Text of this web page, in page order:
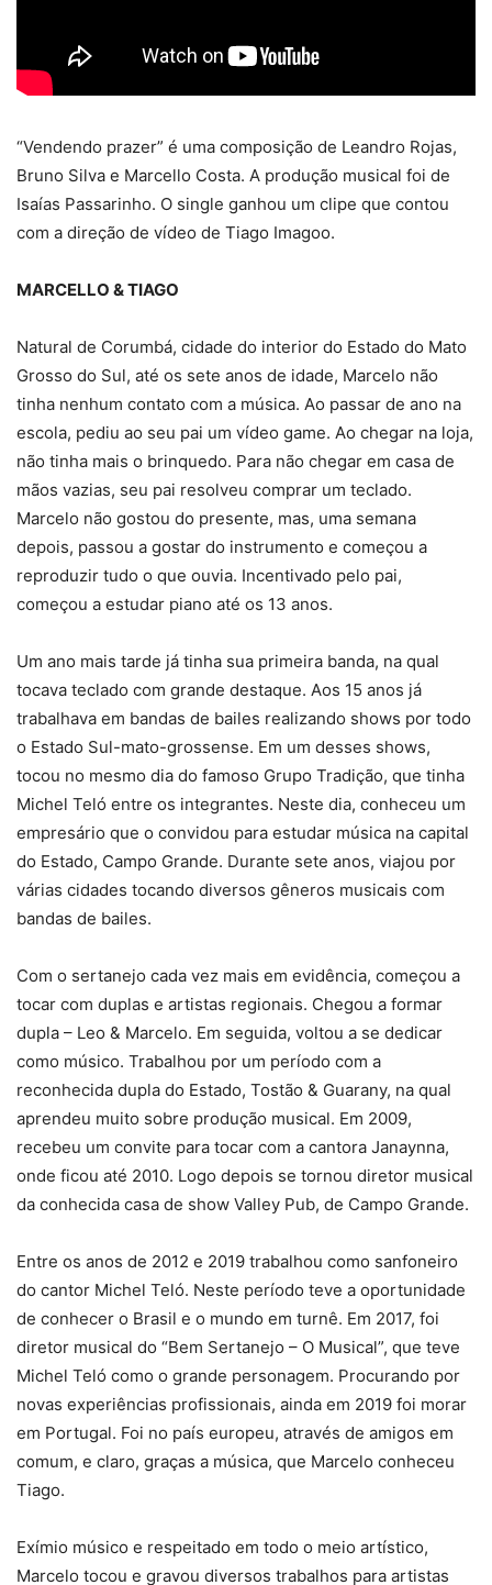
“Vendendo prazer” é uma composição de Leandro Rojas,
Bruno Silva e Marcello Costa. A produção musical foi de
Isaías Passarinho. O single ganhou um clipe que contou
com a direção de vídeo de Tiago Imagoo.
MARCELLO & TIAGO
Natural de Corumbá, cidade do interior do Estado do Mato
Grosso do Sul, até os sete anos de idade, Marcelo não
tinha nenhum contato com a música. Ao passar de ano na
escola, pediu ao seu pai um vídeo game. Ao chegar na loja,
não tinha mais o brinquedo. Para não chegar em casa de
mãos vazias, seu pai resolveu comprar um teclado.
Marcelo não gostou do presente, mas, uma semana
depois, passou a gostar do instrumento e começou a
reproduzir tudo o que ouvia. Incentivado pelo pai,
começou a estudar piano até os 13 anos.
Um ano mais tarde já tinha sua primeira banda, na qual
tocava teclado com grande destaque. Aos 15 anos já
trabalhava em bandas de bailes realizando shows por todo
o Estado Sul-mato-grossense. Em um desses shows,
tocou no mesmo dia do famoso Grupo Tradição, que tinha
Michel Teló entre os integrantes. Neste dia, conheceu um
empresário que o convidou para estudar música na capital
do Estado, Campo Grande. Durante sete anos, viajou por
várias cidades tocando diversos gêneros musicais com
bandas de bailes.
Com o sertanejo cada vez mais em evidência, começou a
tocar com duplas e artistas regionais. Chegou a formar
dupla – Leo & Marcelo. Em seguida, voltou a se dedicar
como músico. Trabalhou por um período com a
reconhecida dupla do Estado, Tostão & Guarany, na qual
aprendeu muito sobre produção musical. Em 2009,
recebeu um convite para tocar com a cantora Janaynna,
onde ficou até 2010. Logo depois se tornou diretor musical
da conhecida casa de show Valley Pub, de Campo Grande.
Entre os anos de 2012 e 2019 trabalhou como sanfoneiro
do cantor Michel Teló. Neste período teve a oportunidade
de conhecer o Brasil e o mundo em turnê. Em 2017, foi
diretor musical do “Bem Sertanejo – O Musical”, que teve
Michel Teló como o grande personagem. Procurando por
novas experiências profissionais, ainda em 2019 foi morar
em Portugal. Foi no país europeu, através de amigos em
comum, e claro, graças a música, que Marcelo conheceu
Tiago.
Exímio músico e respeitado em todo o meio artístico,
Marcelo tocou e gravou diversos trabalhos para artistas